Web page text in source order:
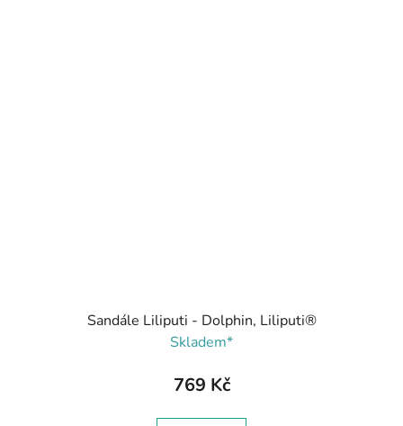
Sandále Liliputi - Dolphin, Liliputi®
Skladem*
769 Kč